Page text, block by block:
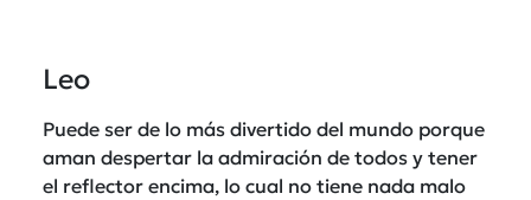
Leo
Puede ser de lo más divertido del mundo porque
aman despertar la admiración de todos y tener
el reflector encima, lo cual no tiene nada malo